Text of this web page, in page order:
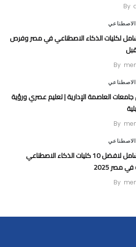
By
الاصطناعي
لكليات الذكاء الاصطناعي في مصر وفرص
By
الاصطناعي
العاصمة الإدارية | تعليم عصري ورؤية
By
الاصطناعي
دليل شامل لافضل 10 كليات الذكاء الاصطناعي
مصر 2025
By